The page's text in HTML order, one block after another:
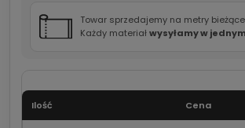
Towar sprzedajemy na metry
Każdy materiałwysyłamy w
Ilość Cena